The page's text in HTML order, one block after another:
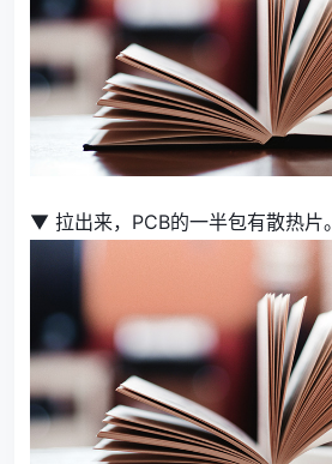
▼ 拉出来，PCB的一半包有散热片。